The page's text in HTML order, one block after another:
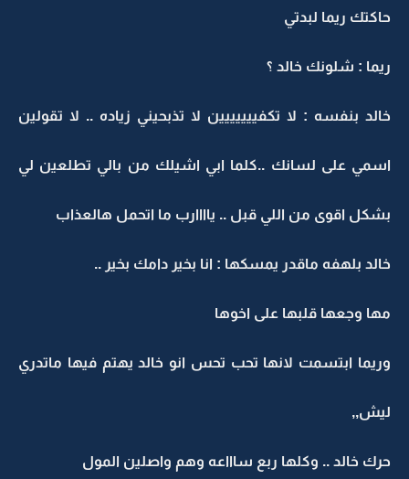
حاكتك ريما لبدتي
ريما : شلونك خالد ؟
خالد بنفسه : لا تكفييييييين لا تذبحيني زياده .. لا تقولين
اسمي على لسانك ..كلما ابي اشيلك من بالي تطلعين لي
بشكل اقوى من اللي قبل .. ياااارب ما اتحمل هالعذاب
خالد بلهفه ماقدر يمسكها : انا بخير دامك بخير ..
مها وجعها قلبها على اخوها
وريما ابتسمت لانها تحب تحس انو خالد يهتم فيها ماتدري
ليش,,
حرك خالد .. وكلها ربع ساااعه وهم واصلين المول